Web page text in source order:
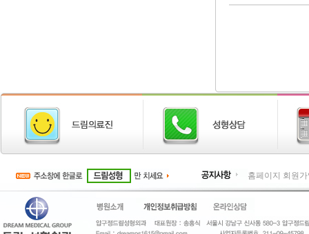
홈페이지 회원